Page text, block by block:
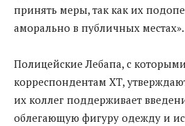
принять меры, так как их
аморально в публичных местах».
Полицейские Лебапа, с
корреспондентам ХТ,
их коллег поддерживает
облегающую фигуру одежду и